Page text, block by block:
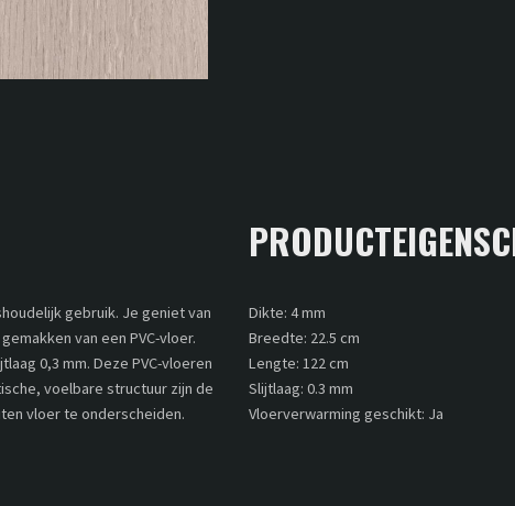
gebruik. Je geniet van
van een PVC-vloer.
0,3 mm. Deze PVC-vloeren
voelbare structuur zijn de
vloer te onderscheiden.
Dikte: 4 mm
Breedte: 22.5 cm
Lengte: 122 cm
Slijtlaag: 0.3 mm
Vloerverwarming geschikt: Ja